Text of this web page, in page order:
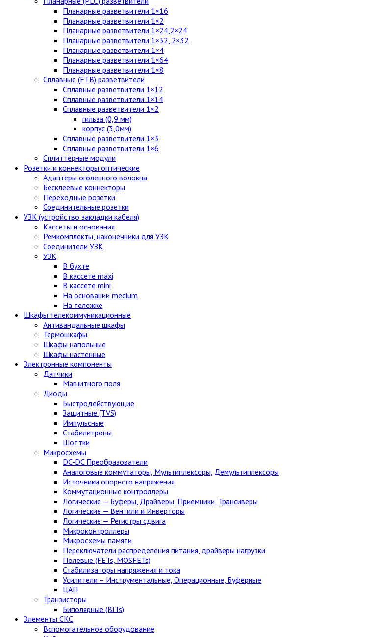
Планарные разветвители 1×16
Планарные разветвители 1×2
Планарные разветвители 1×24,2×24
Планарные разветвители 1×32, 2×32
Планарные разветвители 1×4
Планарные разветвители 1×64
Планарные разветвители 1×8
Сплавные (FTB) разветвители
Сплавные разветвители 1×12
Сплавные разветвители 1×14
Сплавные разветвители 1×2
гильза (0,9 мм)
корпус (3,0мм)
Сплавные разветвители 1×3
Сплавные разветвители 1×6
Сплиттерные модули
Розетки и коннекторы оптические
Адаптеры оголенного волокна
Бесклеевые коннекторы
Переходные розетки
Соединительные розетки
УЗК (устройство закладки кабеля)
Кассеты и основания
Ремкомплекты, наконечники для УЗК
Соединители УЗК
УЗК
В бухте
В кассете maxi
В кассете mini
На основании medium
На тележке
Шкафы телекоммуникационные
Антивандальные шкафы
Термошкафы
Шкафы напольные
Шкафы настенные
Электронные компоненты
Датчики
Магнитного поля
Диоды
Быстродействующие
Защитные (TVS)
Импульсные
Стабилитроны
Шоттки
Микросхемы
DC-DC Преобразователи
Аналоговые коммутаторы, Мультиплексоры, Демультиплексоры
Источники опорного напряжения
Коммутационные контроллеры
Логические — Буферы, Драйверы, Приемники, Трансиверы
Логические — Вентили и Инверторы
Логические — Регистры сдвига
Микроконтроллеры
Микросхемы памяти
Переключатели распределения питания, драйверы нагрузки
Полевые (FETs, MOSFETs)
Стабилизаторы напряжения и тока
Усилители – Инструментальные, Операционные, Буферные
ЦАП
Транзисторы
Биполярные (BJTs)
Элементы СКС
Вспомогательное оборудование